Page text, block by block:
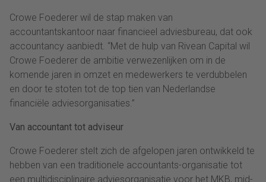
Crowe Foederer wil de stap maken van
accountantskantoor naar financieel adviesbureau, dat ook
accountancy aanbiedt. “Met de hulp van Rivean Capital wil
Crowe Foederer de ambitie verwezenlijken om in de
komende jaren in omzet en medewerkers te verdubbelen
en door te stoten tot de top tien van Nederlandse
financiële adviesorganisaties.”
Van accountant tot adviseur
Crowe Foederer stelt zich de afgelopen jaren ontwikkeld te
hebben van een traditionele accountants-organisatie tot
een multidisciplinaire adviesorganisatie voor het MKB, mid-